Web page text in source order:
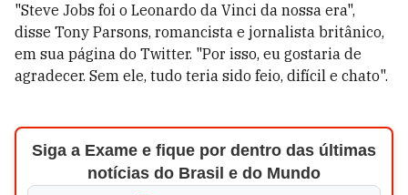
"Steve Jobs foi o Leonardo da Vinci da nossa era",
disse Tony Parsons, romancista e jornalista britânico,
em sua página do Twitter. "Por isso, eu gostaria de
agradecer. Sem ele, tudo teria sido feio, difícil e chato".
Siga a Exame e fique por dentro das últimas
notícias do Brasil e do Mundo